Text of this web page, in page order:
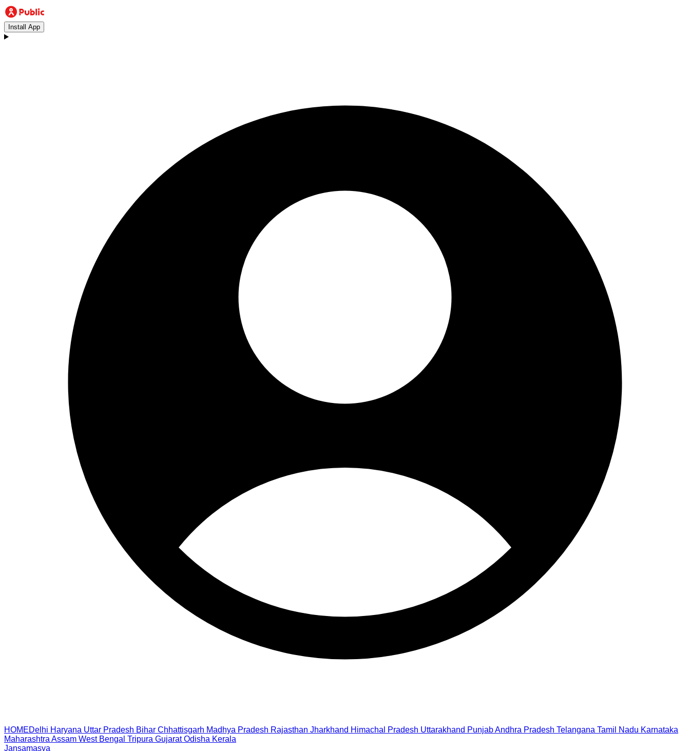
Install App
HOMEDelhi Haryana Uttar Pradesh Bihar Chhattisgarh Madhya Pradesh Rajasthan Jharkhand Himachal Pradesh Uttarakhand PunjabAndhra Pradesh Telangana Tamil Nadu Karnataka
Maharashtra Assam West Bengal Tripura Gujarat Odisha Kerala
Jansamasya